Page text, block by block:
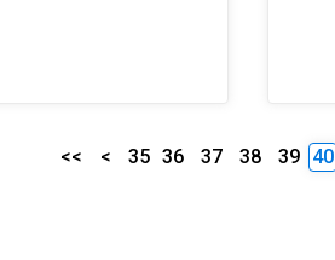
<< < 35 36 37 38 39 40